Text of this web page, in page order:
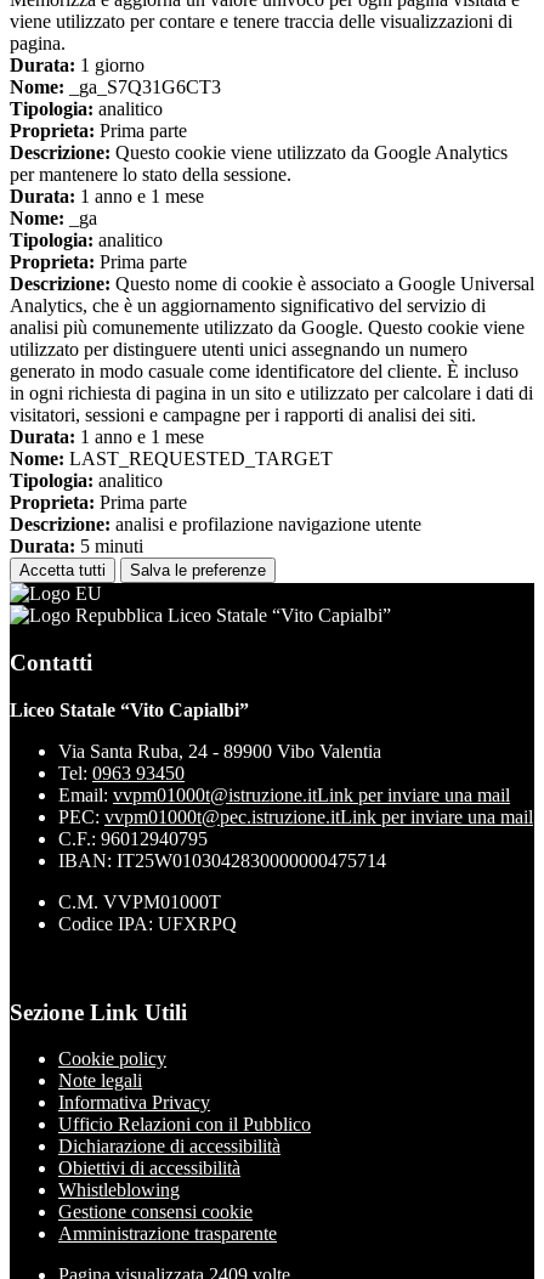
viene utilizzato per contare e tenere traccia delle visualizzazioni di
pagina.
Durata: 1 giorno
Nome: _ga_S7Q31G6CT3
Tipologia: analitico
Proprieta: Prima parte
Descrizione: Questo cookie viene utilizzato da Google Analytics
per mantenere lo stato della sessione.
Durata: 1 anno e 1 mese
Nome: _ga
Tipologia: analitico
Proprieta: Prima parte
Descrizione: Questo nome di cookie è associato a Google Universal
Analytics, che è un aggiornamento significativo del servizio di
analisi più comunemente utilizzato da Google. Questo cookie viene
utilizzato per distinguere utenti unici assegnando un numero
generato in modo casuale come identificatore del cliente. È incluso
in ogni richiesta di pagina in un sito e utilizzato per calcolare i dati di
visitatori, sessioni e campagne per i rapporti di analisi dei siti.
Durata: 1 anno e 1 mese
Nome: LAST_REQUESTED_TARGET
Tipologia: analitico
Proprieta: Prima parte
Descrizione: analisi e profilazione navigazione utente
Durata: 5 minuti
Accetta tutti Salva le preferenze
Liceo Statale “Vito Capialbi”
Contatti
Liceo Statale “Vito Capialbi”
Via Santa Ruba, 24 - 89900 Vibo Valentia
Tel: 0963 93450
Email: vvpm01000t@istruzione.itLink per inviare una mail
PEC: vvpm01000t@pec.istruzione.itLink per inviare una mail
C.F.: 96012940795
IBAN: IT25W0103042830000000475714
C.M. VVPM01000T
Codice IPA: UFXRPQ
Sezione Link Utili
Cookie policy
Note legali
Informativa Privacy
Ufficio Relazioni con il Pubblico
Dichiarazione di accessibilità
Obiettivi di accessibilità
Whistleblowing
Gestione consensi cookie
Amministrazione trasparente